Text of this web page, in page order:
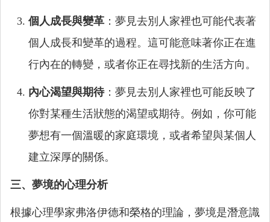
個人成長與變革 ：夢見去別人家裡也可能代表著
個人成長和變革的過程。這可能意味著你正在進
行內在的轉變，或者你正在尋找新的生活方向。
內心渴望與期待：夢見去別人家裡也可能反映了
你對某種生活狀態的渴望或期待。例如，你可能
夢想有一個溫暖的家庭環境，或者希望與某個人
建立深厚的關係。
三、夢境的心理分析
根據心理學家弗洛伊德和榮格的理論，夢境是潛意識